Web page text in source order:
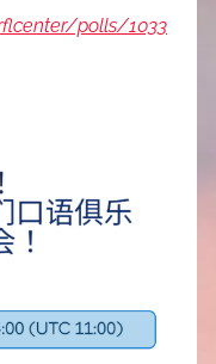
polls/1033